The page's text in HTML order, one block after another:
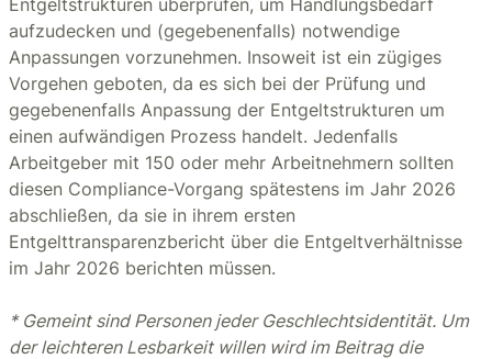
Entgeltstrukturen überprüfen, um Handlungsbedarf
aufzudecken und (gegebenenfalls) notwendige
Anpassungen vorzunehmen. Insoweit ist ein zügiges
Vorgehen geboten, da es sich bei der Prüfung und
gegebenenfalls Anpassung der Entgeltstrukturen um
einen aufwändigen Prozess handelt. Jedenfalls
Arbeitgeber mit 150 oder mehr Arbeitnehmern sollten
diesen Compliance-Vorgang spätestens im Jahr 2026
abschließen, da sie in ihrem ersten
Entgelttransparenzbericht über die Entgeltverhältnisse
im Jahr 2026 berichten müssen.
* Gemeint sind Personen jeder Geschlechtsidentität. Um
der leichteren Lesbarkeit willen wird im Beitrag die